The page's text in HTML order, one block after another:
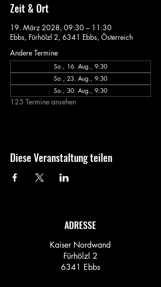
Zeit & Ort
19. März 2028, 09:30 – 11:30
Ebbs, Fürhölzl 2, 6341 Ebbs, Österreich
Andere Termine
So., 16. Aug., 9:30
So., 23. Aug., 9:30
So., 30. Aug., 9:30
125 Termine ansehen
Diese Veranstaltung teilen
ADRESSE
Kaiser Nordwand
Fürhölzl 2
6341 Ebbs